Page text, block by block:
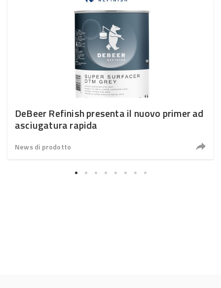
DeBeer Refinish presenta il nuovo primer ad
asciugatura rapida
News di prodotto